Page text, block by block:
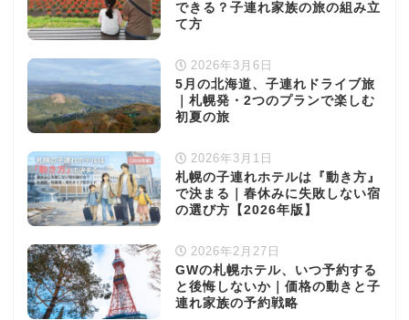
できる？子連れ家族の旅の組み立
て方
2026年3月6日
5月の北海道、子連れドライブ旅
｜札幌発・2つのプランで楽しむ
初夏の旅
2026年3月1日
札幌の子連れホテルは『動き方』
で決まる｜春休みに失敗しない宿
の選び方【2026年版】
2026年2月27日
GWの札幌ホテル、いつ予約する
と後悔しないか｜価格の動きと子
連れ家族の予約戦略